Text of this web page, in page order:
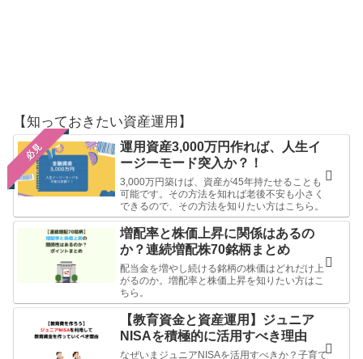
【知っておきたい資産運用】
必見
運用資産3,000万円作れば、人生イ
ージーモード突入か？！
3,000万円築けば、資産が45年持たせることも
可能です。その方法を知れば老後不安も小さく
できるので、その方法を知りたい方はこちら。
増配率と株価上昇に関係はあるの
か？連続増配株70銘柄まとめ
配当金を増やし続ける銘柄の株価はどれだけ上
がるのか。増配率と株価上昇を知りたい方はこ
ちら。
【教育資金と資産運用】ジュニア
NISAを積極的に活用すべき理由
なぜいまジュニアNISAを活用すべきか？子育て